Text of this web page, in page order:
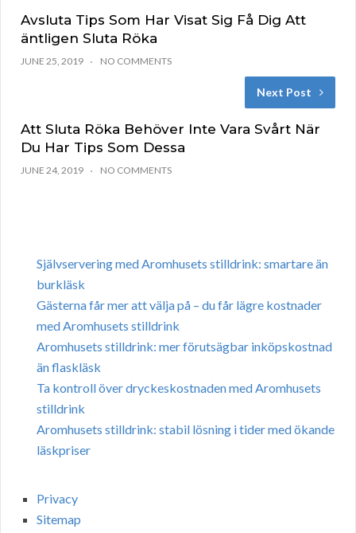
Avsluta Tips Som Har Visat Sig Få Dig Att
äntligen Sluta Röka
JUNE 25, 2019 NO COMMENTS
Next Post
Att Sluta Röka Behöver Inte Vara Svårt När
Du Har Tips Som Dessa
JUNE 24, 2019 NO COMMENTS
Självservering med Aromhusets stilldrink: smartare än
burkläsk
Gästerna får mer att välja på – du får lägre kostnader
med Aromhusets stilldrink
Aromhusets stilldrink: mer förutsägbar inköpskostnad
än flaskläsk
Ta kontroll över dryckeskostnaden med Aromhusets
stilldrink
Aromhusets stilldrink: stabil lösning i tider med ökande
läskpriser
Privacy
Sitemap